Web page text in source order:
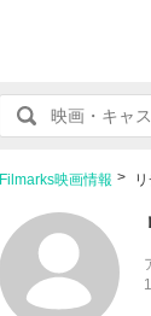
Filmarks映画情報